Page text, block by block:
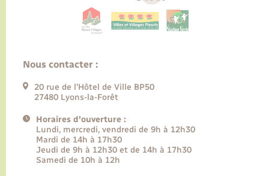
Nous contacter :
20 rue de l’Hôtel de Ville BP50
27480 Lyons-la-Forêt
Horaires d'ouverture :
Lundi, mercredi, vendredi de 9h à 12h30
Mardi de 14h à 17h30
Jeudi de 9h à 12h30 et de 14h à 17h30
Samedi de 10h à 12h